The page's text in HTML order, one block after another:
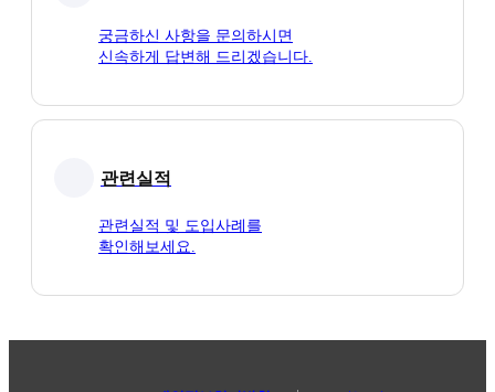
궁금하신 사항을 문의하시면
신속하게 답변해 드리겠습니다.
관련실적
관련실적 및 도입사례를
확인해보세요.